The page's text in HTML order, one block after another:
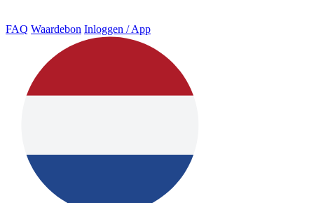
FAQ Waardebon Inloggen / App